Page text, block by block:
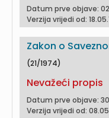
Datum prve objave:
Verzija vrijedi od:
Zakon o
(21/1974)
Nevažeći propis
Datum prve objave:
Verzija vrijedi od: